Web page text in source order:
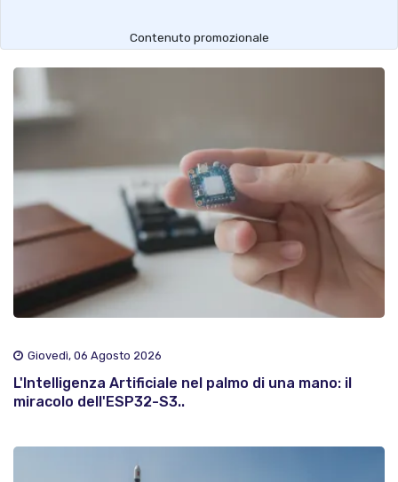
Contenuto promozionale
Giovedì, 06 Agosto 2026
L'Intelligenza Artificiale nel palmo di una mano: il
miracolo dell'ESP32-S3..